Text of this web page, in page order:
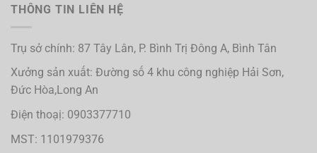
THÔNG TIN LIÊN HỆ
Trụ sở chính: 87 Tây Lân, P. Bình Trị Đông A, Bình Tân
Xưởng sản xuất: Đường số 4 khu công nghiệp Hải Sơn,
Đức Hòa,Long An
Điện thoạị: 0903377710
MST: 1101979376